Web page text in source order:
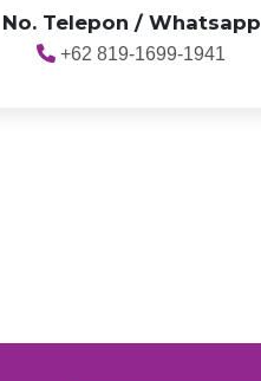
No. Telepon / Whatsapp
+62 819-1699-1941